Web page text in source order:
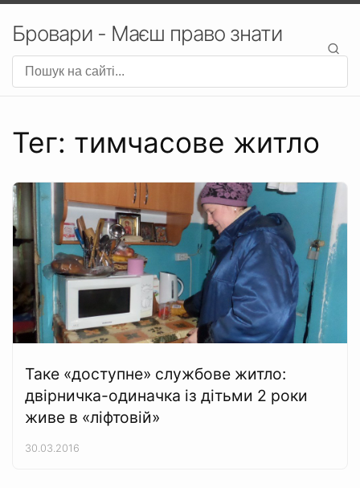
Бровари - Маєш право знати
Тег: тимчасове житло
Таке «доступне» службове житло:
двірничка-одиначка із дітьми 2 роки
живе в «ліфтовій»
30.03.2016